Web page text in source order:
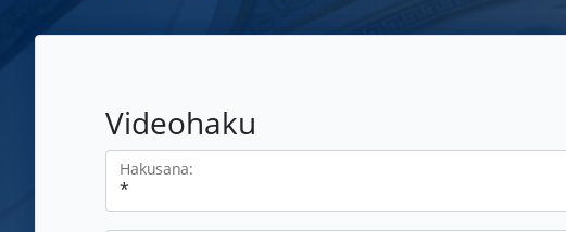
Videohaku
Hakusana: